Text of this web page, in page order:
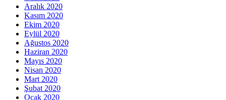
Aralık 2020
Kasım 2020
Ekim 2020
Eylül 2020
Ağustos 2020
Haziran 2020
Mayıs 2020
Nisan 2020
Mart 2020
Şubat 2020
Ocak 2020